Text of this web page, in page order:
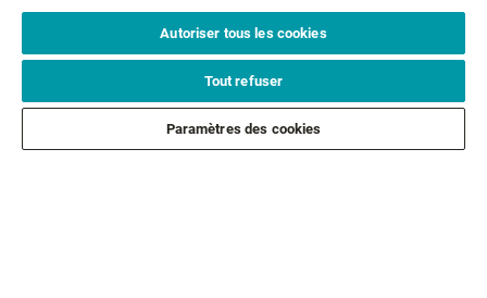
MENTIONS LÉGALES
SUIVEZ-NOUS
Autoriser tous les cookies
Tout refuser
Paramètres des cookies